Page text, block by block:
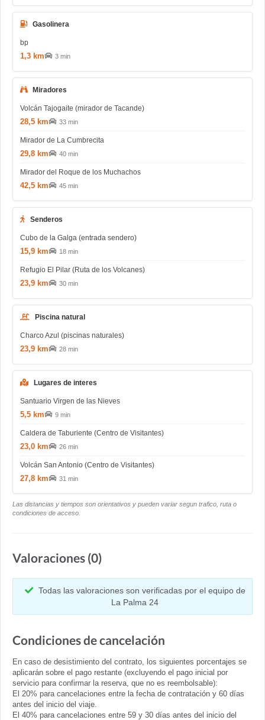
Gasolinera
bp
1,3 km 3 min
Miradores
Volcán Tajogaite (mirador de Tacande)
28,5 km 33 min
Mirador de La Cumbrecita
29,8 km 40 min
Mirador del Roque de los Muchachos
42,5 km 45 min
Senderos
Cubo de la Galga (entrada sendero)
15,9 km 18 min
Refugio El Pilar (Ruta de los Volcanes)
23,9 km 30 min
Piscina natural
Charco Azul (piscinas naturales)
23,9 km 28 min
Lugares de interes
Santuario Virgen de las Nieves
5,5 km 9 min
Caldera de Taburiente (Centro de Visitantes)
23,0 km 26 min
Volcán San Antonio (Centro de Visitantes)
27,8 km 31 min
Las distancias y tiempos son orientativos y pueden variar segun trafico, ruta o
condiciones de acceso.
Valoraciones (0)
Todas las valoraciones son verificadas por el equipo de
La Palma 24
Condiciones de cancelación
En caso de desistimiento del contrato, los siguientes porcentajes se
aplicarán sobre el pago restante (excluyendo el pago inicial por
servicio para confirmar la reserva, que no es reembolsable):
El 20% para cancelaciones entre la fecha de contratación y 60 días
antes del inicio del viaje.
El 40% para cancelaciones entre 59 y 30 días antes del inicio del